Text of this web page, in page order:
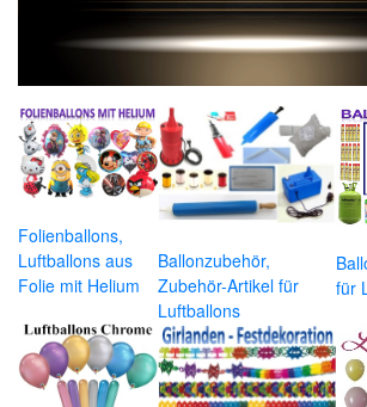
Folienballons,
Luftballons aus
Folie mit Helium
Ballonzubehör,
Zubehör-Artikel für
Luftballons
für